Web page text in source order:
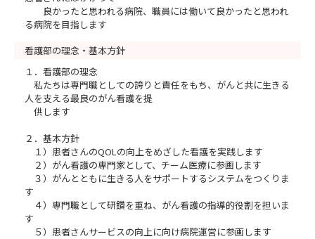
良かったと思われる病院、職員には働いて良かったと思われ
る病院を目指します
看護部の理念・基本方針
１．看護部の理念
私たちは専門職としての誇りと責任をもち、がんと共に生きる
人を支える最良のがん看護を提
供します
２．基本方針
１）患者さんのQOLの向上をめざした看護を実践します
２）がん看護の専門家として、チーム医療に参画します
３）がんとともに生きる人をサポートするシステムをつくりま
す
４）専門職として研鑽を重ね、がん看護の指導的役割を担いま
す
５）患者さんサービスの向上に向け病院運営に参画します